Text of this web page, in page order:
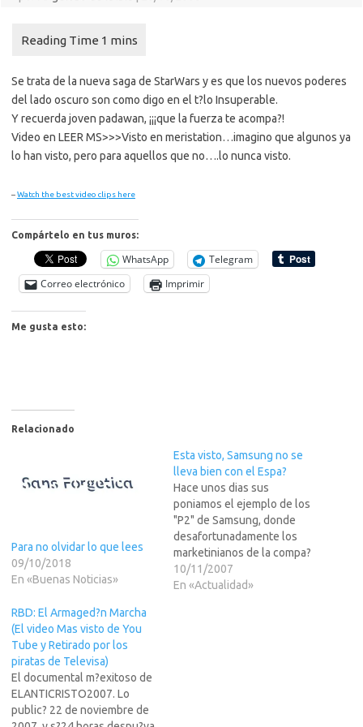
Se trata de la nueva saga de StarWars y es que los nuevos poderes
del lado oscuro son como digo en el t?lo Insuperable.
Y recuerda joven padawan, ¡¡¡que la fuerza te acompa?!
Video en LEER MS>>>Visto en meristation…imagino que algunos ya
lo han visto, pero para aquellos que no….lo nunca visto.
–Watch the best video clips here
Compártelo en tus muros:
WhatsApp
Telegram
Correo electrónico
Imprimir
Me gusta esto:
Relacionado
Para no olvidar lo que lees
09/10/2018
En «Buenas Noticias»
Esta visto, Samsung no se
lleva bien con el Espa?
Hace unos dias sus
poniamos el ejemplo de los
"P2" de Samsung, donde
desafortunadamente los
marketinianos de la compa?
Koreana se olvidaron del
insignificante mercado
10/11/2007
En «Actualidad»
RBD: El Armaged?n Marcha
(El video Mas visto de You
Tube y Retirado por los
piratas de Televisa)
El documental m?exitoso de
ELANTICRISTO2007. Lo
public? 22 de noviembre de